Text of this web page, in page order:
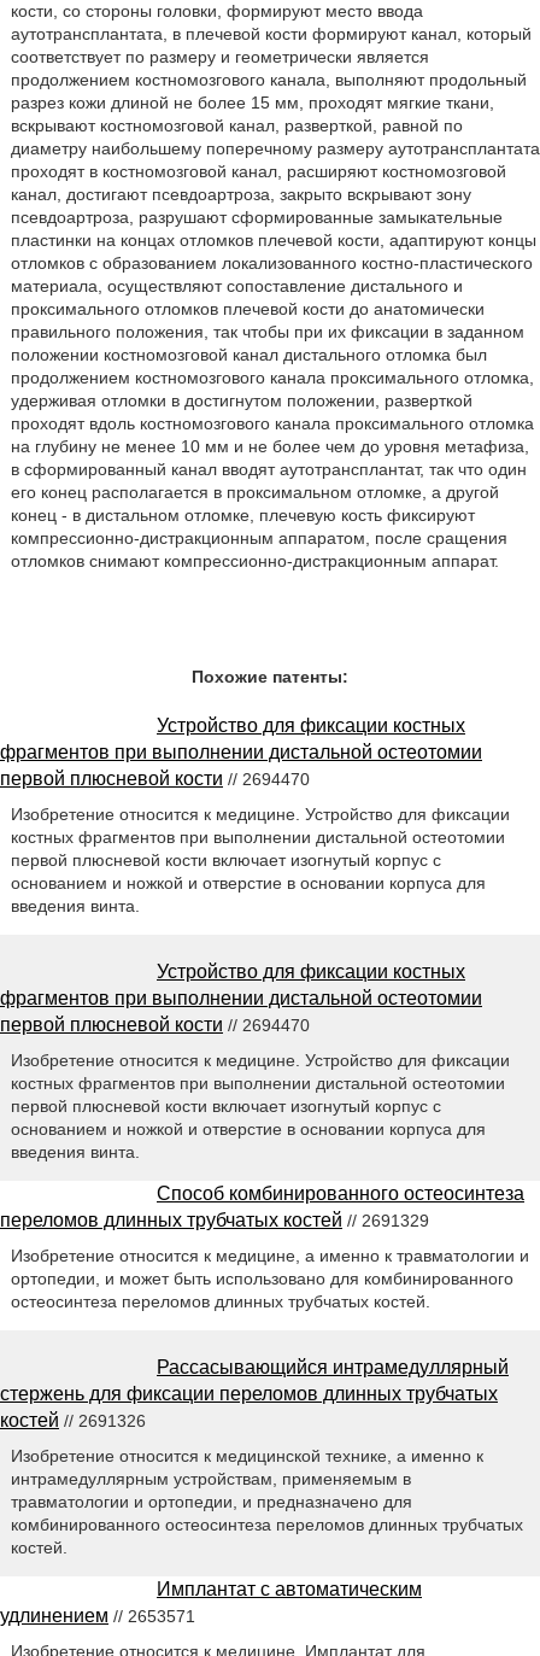
кости, со стороны головки, формируют место ввода
аутотрансплантата, в плечевой кости формируют канал, который
соответствует по размеру и геометрически является
продолжением костномозгового канала, выполняют продольный
разрез кожи длиной не более 15 мм, проходят мягкие ткани,
вскрывают костномозговой канал, разверткой, равной по
диаметру наибольшему поперечному размеру аутотрансплантата
проходят в костномозговой канал, расширяют костномозговой
канал, достигают псевдоартроза, закрыто вскрывают зону
псевдоартроза, разрушают сформированные замыкательные
пластинки на концах отломков плечевой кости, адаптируют концы
отломков с образованием локализованного костно-пластического
материала, осуществляют сопоставление дистального и
проксимального отломков плечевой кости до анатомически
правильного положения, так чтобы при их фиксации в заданном
положении костномозговой канал дистального отломка был
продолжением костномозгового канала проксимального отломка,
удерживая отломки в достигнутом положении, разверткой
проходят вдоль костномозгового канала проксимального отломка
на глубину не менее 10 мм и не более чем до уровня метафиза,
в сформированный канал вводят аутотрансплантат, так что один
его конец располагается в проксимальном отломке, а другой
конец - в дистальном отломке, плечевую кость фиксируют
компрессионно-дистракционным аппаратом, после сращения
отломков снимают компрессионно-дистракционным аппарат.
Похожие патенты:
Устройство для фиксации костных
фрагментов при выполнении дистальной остеотомии
первой плюсневой кости // 2694470
Изобретение относится к медицине. Устройство для фиксации
костных фрагментов при выполнении дистальной остеотомии
первой плюсневой кости включает изогнутый корпус с
основанием и ножкой и отверстие в основании корпуса для
введения винта.
Устройство для фиксации костных
фрагментов при выполнении дистальной остеотомии
первой плюсневой кости // 2694470
Изобретение относится к медицине. Устройство для фиксации
костных фрагментов при выполнении дистальной остеотомии
первой плюсневой кости включает изогнутый корпус с
основанием и ножкой и отверстие в основании корпуса для
введения винта.
Способ комбинированного остеосинтеза
переломов длинных трубчатых костей // 2691329
Изобретение относится к медицине, а именно к травматологии и
ортопедии, и может быть использовано для комбинированного
остеосинтеза переломов длинных трубчатых костей.
Рассасывающийся интрамедуллярный
стержень для фиксации переломов длинных трубчатых
костей // 2691326
Изобретение относится к медицинской технике, а именно к
интрамедуллярным устройствам, применяемым в
травматологии и ортопедии, и предназначено для
комбинированного остеосинтеза переломов длинных трубчатых
костей.
Имплантат с автоматическим
удлинением // 2653571
Изобретение относится к медицине. Имплантат для